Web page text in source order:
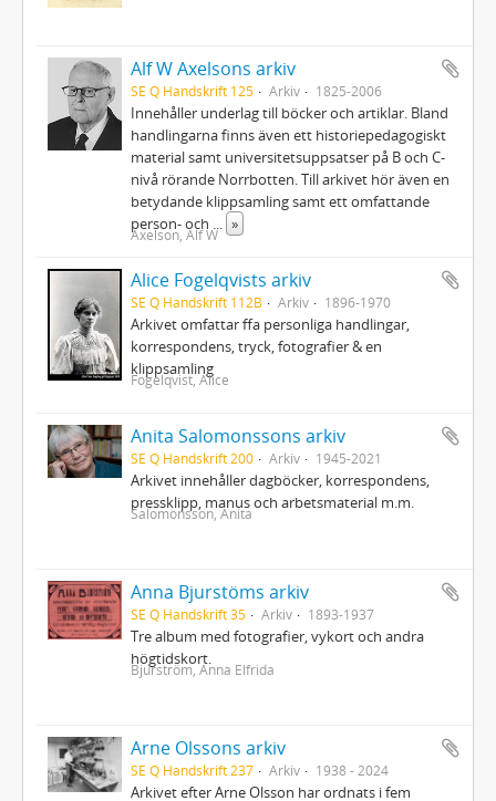
Alf W Axelsons arkiv
SE Q Handskrift 125 Arkiv 1825-2006
Innehåller underlag till böcker och artiklar. Bland
handlingarna finns även ett historiepedagogiskt
material samt universitetsuppsatser på B och C-
nivå rörande Norrbotten. Till arkivet hör även en
betydande klippsamling samt ett omfattande
person- och
»
Axelson, Alf W
Alice Fogelqvists arkiv
SE Q Handskrift 112B Arkiv 1896-1970
Arkivet omfattar ffa personliga handlingar,
korrespondens, tryck, fotografier & en
klippsamling
Fogelqvist, Alice
Anita Salomonssons arkiv
SE Q Handskrift 200 Arkiv 1945-2021
Arkivet innehåller dagböcker, korrespondens,
pressklipp, manus och arbetsmaterial m.m.
Salomonsson, Anita
Anna Bjurstöms arkiv
SE Q Handskrift 35 Arkiv 1893-1937
Tre album med fotografier, vykort och andra
högtidskort.
Bjurström, Anna Elfrida
Arne Olssons arkiv
SE Q Handskrift 237 Arkiv 1938 - 2024
Arkivet efter Arne Olsson har ordnats i fem